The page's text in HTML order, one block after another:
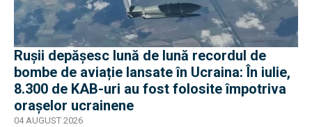
Rușii depășesc lună de lună recordul de
bombe de aviație lansate în Ucraina: În iulie,
8.300 de KAB-uri au fost folosite împotriva
orașelor ucrainene
04 AUGUST 2026